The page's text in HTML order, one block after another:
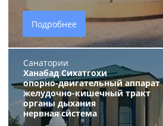
Подробнее
Санатории
Ханабад Сихатгохи
опорно-двигательный аппарат
желудочно-кишечный тракт
органы дыхания
нервная система